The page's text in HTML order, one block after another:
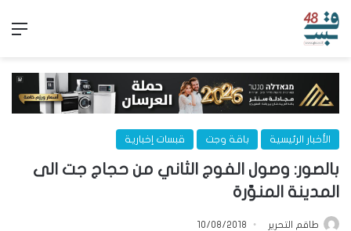
الأخبار الرئيسية باقة وجت قبسات إخبارية
بالصور: وصول الفوج الثاني من حجاج جت الى
المدينة المنوّرة
طاقم التحرير 10/08/2018